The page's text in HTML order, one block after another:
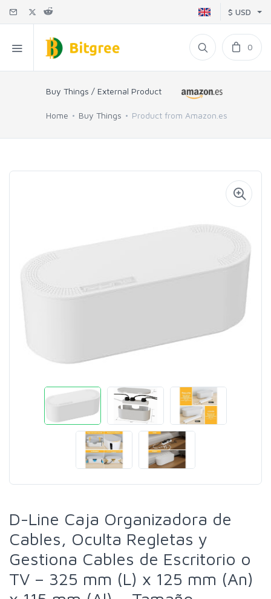
$ USD
0
Buy Things / External Product
Home Buy Things Product from Amazon.es
D-Line Caja Organizadora de
Cables, Oculta Regletas y
Gestiona Cables de Escritorio o
TV – 325 mm (L) x 125 mm (An)